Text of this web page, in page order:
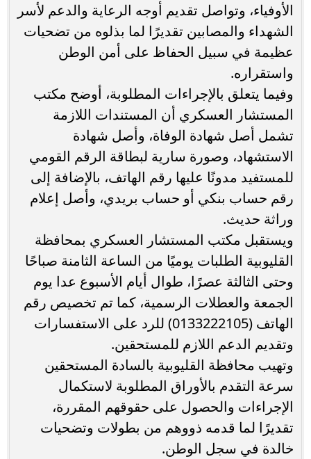
الأوفياء، وتواصل تقديم أوجه الرعاية والدعم لأسر
الشهداء والمصابين تقديرًا لما بذلوه من تضحيات
عظيمة في سبيل الحفاظ على أمن الوطن
واستقراره.
وفيما يتعلق بالإجراءات المطلوبة، أوضح مكتب
المستشار العسكري أن المستندات اللازمة
تشمل أصل شهادة الوفاة، وأصل شهادة
الاستشهاد، وصورة سارية لبطاقة الرقم القومي
للمستفيد مدونًا عليها رقم الهاتف، بالإضافة إلى
رقم حساب بنكي أو حساب بريدي، وأصل إعلام
وراثة حديث.
ويستقبل مكتب المستشار العسكري بمحافظة
القليوبية الطلبات يوميًا من الساعة الثامنة صباحًا
وحتى الثالثة عصرًا، طوال أيام الأسبوع عدا يوم
الجمعة والعطلات الرسمية، كما تم تخصيص رقم
الهاتف (0133222105) للرد على الاستفسارات
وتقديم الدعم اللازم للمستحقين.
وتهيب محافظة القليوبية بالسادة المستحقين
سرعة التقدم بالأوراق المطلوبة لاستكمال
الإجراءات والحصول على حقوقهم المقررة،
تقديرًا لما قدمه ذووهم من بطولات وتضحيات
خالدة في سجل الوطن.